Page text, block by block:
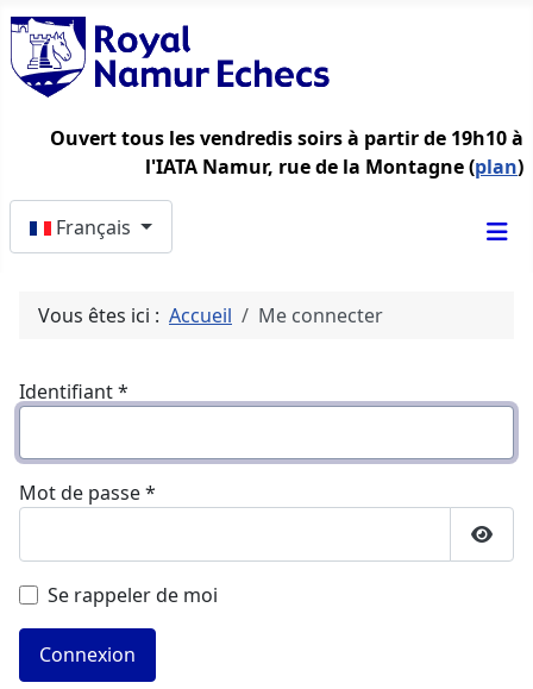
Ouvert tous les vendredis soirs à partir de 19h10 à
l'IATA Namur, rue de la Montagne (plan)
Français
Vous êtes ici : Accueil Me connecter
Identifiant*
Mot de passe*
Se rappeler de moi
Connexion